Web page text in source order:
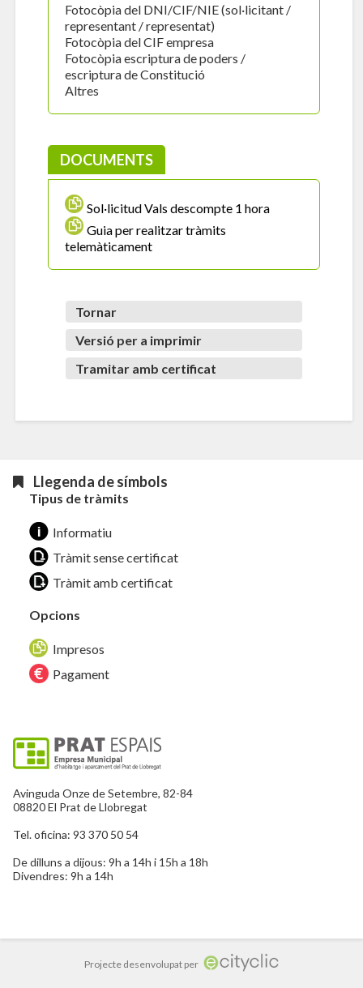
Fotocòpia del DNI/CIF/NIE (sol·licitant /
representant / representat)
Fotocòpia del CIF empresa
Fotocòpia escriptura de poders /
escriptura de Constitució
Altres
DOCUMENTS
Sol·licitud Vals descompte 1 hora
Guia per realitzar tràmits
telemàticament
Tornar
Versió per a imprimir
Tramitar amb certificat
Llegenda de símbols
Tipus de tràmits
Informatiu
Tràmit sense certificat
Tràmit amb certificat
Opcions
Impresos
Pagament
Avinguda Onze de Setembre, 82-84
08820 El Prat de Llobregat
Tel. oficina: 93 370 50 54
De dilluns a dijous: 9h a 14h i 15h a 18h
Divendres: 9h a 14h
Projecte desenvolupat per